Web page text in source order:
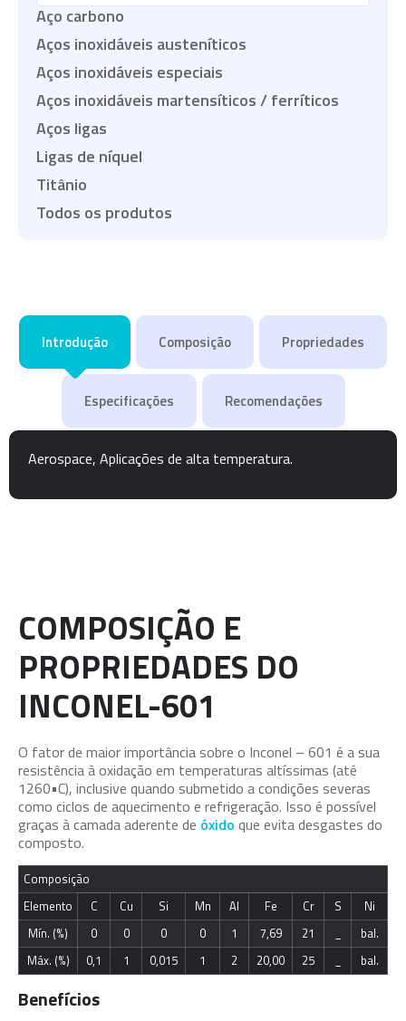
Aço carbono
Aços inoxidáveis austeníticos
Aços inoxidáveis especiais
Aços inoxidáveis martensíticos / ferríticos
Aços ligas
Ligas de níquel
Titânio
Todos os produtos
Introdução Composição Propriedades
Especificações Recomendações
Aerospace, Aplicações de alta temperatura.
COMPOSIÇÃO E
PROPRIEDADES DO
INCONEL-601
O fator de maior importância sobre o Inconel – 601 é a sua
resistência à oxidação em temperaturas altíssimas (até
1260•C), inclusive quando submetido a condições severas
como ciclos de aquecimento e refrigeração. Isso é possível
graças à camada aderente de óxido que evita desgastes do
composto.
Composição
Elemento
C Cu Si Mn Al Fe Cr S
Ni
Mín. (%)
0 0 0 0 1 7,69 21
bal.
Máx. (%)
0,1 1 0,015 1 2 20,00 25 bal.
Benefícios